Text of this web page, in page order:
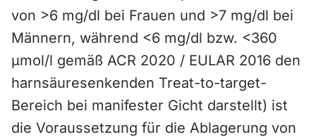
von >6 mg/dl bei Frauen und >7 mg/dl bei
Männern, während <6 mg/dl bzw. <360
µmol/l gemäß ACR 2020 / EULAR 2016 den
harnsäuresenkenden Treat-to-target-
Bereich bei manifester Gicht darstellt) ist
die Voraussetzung für die Ablagerung von